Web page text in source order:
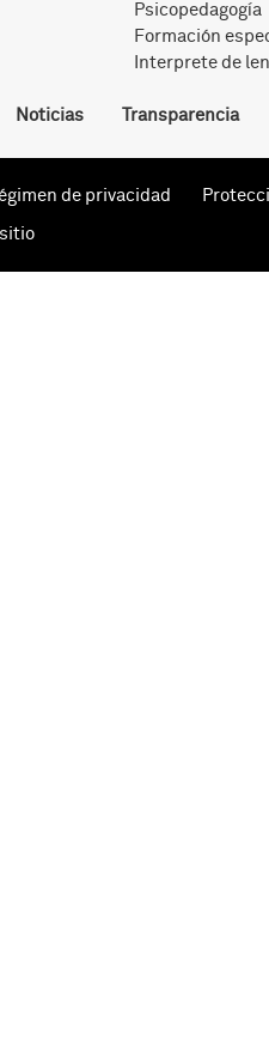
Psicopedagogía
Formación
Interprete de
Noticias Transparencia
de privacidad